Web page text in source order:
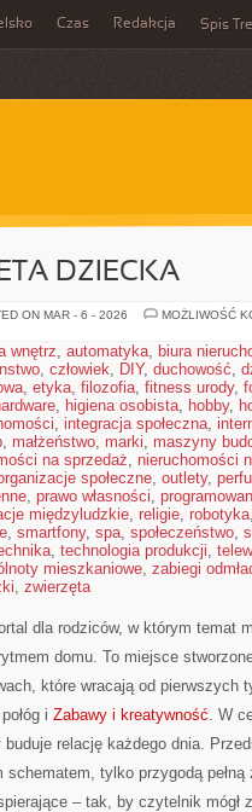
Czas Redakcja Spis
DZIECKA
ON MAR - 6 - 2026
MOŻLIWOŚĆ
wnętrz, automatyka, biura
, człowiek, DIY, duchowość,
, etyka, filozofia, fitness urody,
, higiena osobista, hobby,
, integracja społeczna,
, małżeństwo, marki, maszyny
na sprzedaż, nieruchomości
społeczne, outlety,
, prawo własności,
międzyludzkie, religie, robotyka
, smartfony, spa, społeczeństwo,
, technologia produkcji,
mieszkaniowe, zabiegi
, zwierzęta
dla rodziców, w którym temat
domu. To miejsce
które wracają od pierwszych
i Zabawy i kreatywność. W
relację każdego dnia.
schematem, tylko przygodą
– tak, by czytelnik mógł